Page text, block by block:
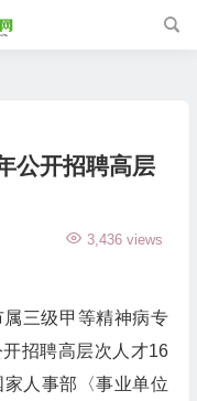
公开招聘高层
3,436 views
三级甲等精神病专
招聘高层次人才16
人事部〈事业单位